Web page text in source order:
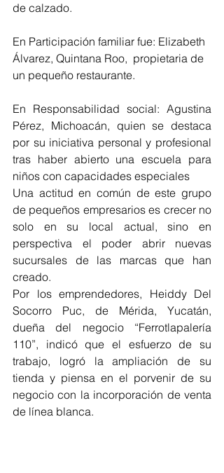
de calzado.
En Participación familiar fue: Elizabeth
Álvarez, Quintana Roo,  propietaria de
un pequeño restaurante.
En Responsabilidad social: Agustina
Pérez, Michoacán, quien se destaca
por su iniciativa personal y profesional
tras haber abierto una escuela para
niños con capacidades especiales
Una actitud en común de este grupo
de pequeños empresarios es crecer no
solo en su local actual, sino en
perspectiva el poder abrir nuevas
sucursales de las marcas que han
creado.
Por los emprendedores, Heiddy Del
Socorro Puc, de Mérida, Yucatán,
dueña del negocio “Ferrotlapalería
110”, indicó que el esfuerzo de su
trabajo, logró la ampliación de su
tienda y piensa en el porvenir de su
negocio con la incorporación de venta
de línea blanca.